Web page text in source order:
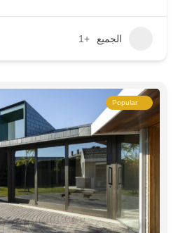
الجميع +1
Popular